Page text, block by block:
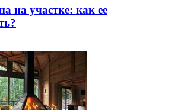
на участке: как ее